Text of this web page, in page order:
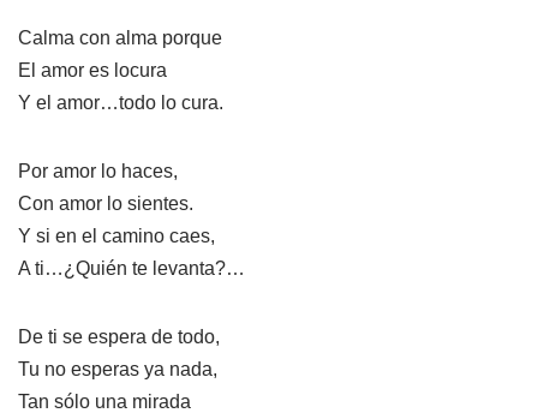
Calma con alma porque
El amor es locura
Y el amor…todo lo cura.
Por amor lo haces,
Con amor lo sientes.
Y si en el camino caes,
A ti…¿Quién te levanta?…
De ti se espera de todo,
Tu no esperas ya nada,
Tan sólo una mirada